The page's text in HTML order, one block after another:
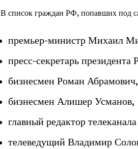
В список граждан РФ, попавших под
премьер-министр Михаил
пресс-секретарь
бизнесмен Роман Абрамович,
бизнесмен Алишер Усманов,
главный редактор
телеведущий Владимир